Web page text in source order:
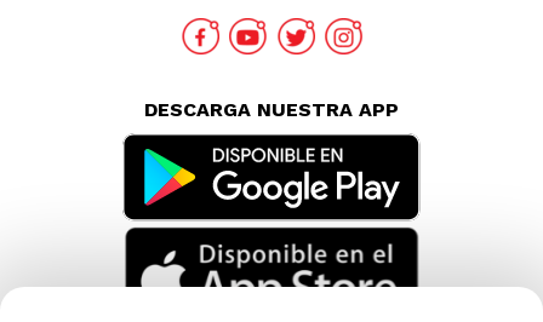
DESCARGA NUESTRA APP